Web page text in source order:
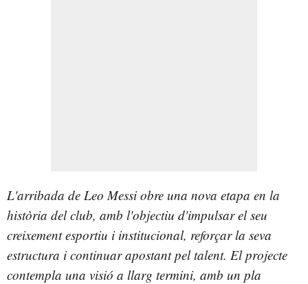
L'arribada de Leo Messi obre una nova etapa en la
història del club, amb l'objectiu d'impulsar el seu
creixement esportiu i institucional, reforçar la seva
estructura i continuarapostant pel talent. El projecte
contempla una visió a llarg termini, amb un pla